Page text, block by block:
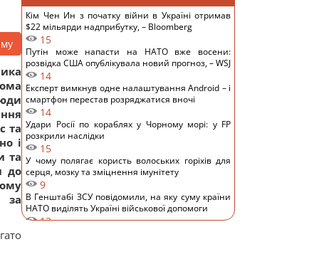
та
і
та
до
за
Кім Чен Ин з початку війни в Україні отримав
$22 мільярди надприбутку, – Bloomberg
15
Путін може напасти на НАТО вже восени:
розвідка США опублікувала новий прогноз, – WSJ
14
Експерт вимкнув одне налаштування Android – і
смартфон перестав розряджатися вночі
14
Удари Росії по кораблях у Чорному морі: у FP
розкрили наслідки
15
У чому полягає користь волоських горіхів для
серця, мозку та зміцнення імунітету
9
В Генштабі ЗСУ повідомили, на яку суму країни
НАТО виділять Україні військової допомоги
12